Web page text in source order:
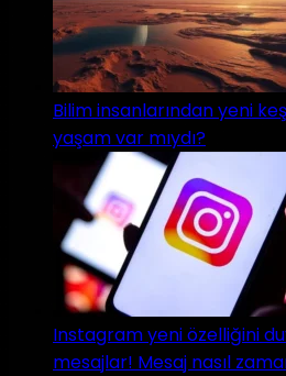
Bilim insanlarından yeni
yaşam var mıydı?
Instagram yeni özelliğini
mesajlar! Mesaj nasıl